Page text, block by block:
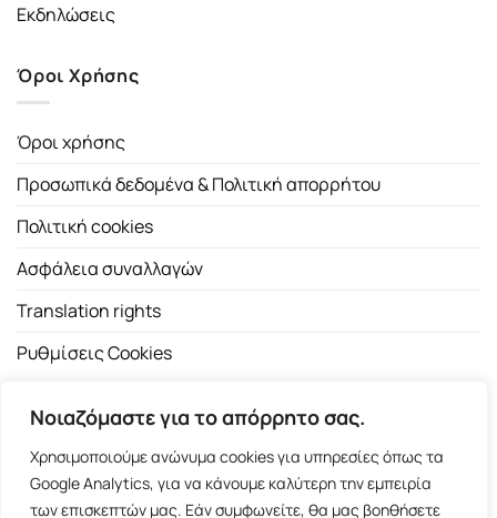
Νοιαζόμαστε για το απόρρητο σας.
Χρησιμοποιούμε ανώνυμα cookies για υπηρεσίες όπως τα
Google Analytics, για να κάνουμε καλύτερη την εμπειρία
των επισκεπτών μας. Εάν συμφωνείτε, θα μας βοηθήσετε
Εκδηλώσεις
Όροι Χρήσης
Όροι χρήσης
Προσωπικά δεδομένα & Πολιτική απορρήτου
Πολιτική cookies
Ασφάλεια συναλλαγών
Translation rights
Ρυθμίσεις Cookies